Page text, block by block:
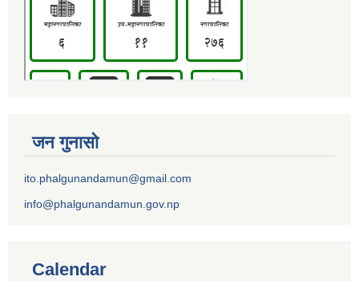
जन गुनासो
ito.phalgunandamun@gmail.com
info@phalgunandamun.gov.np
Calendar